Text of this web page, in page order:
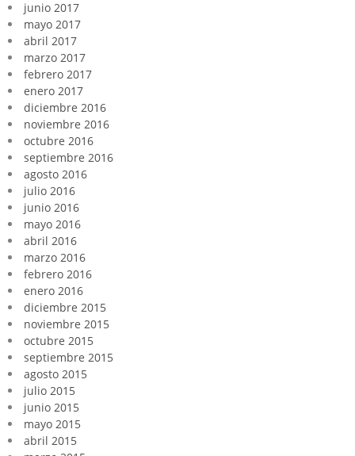
junio 2017
mayo 2017
abril 2017
marzo 2017
febrero 2017
enero 2017
diciembre 2016
noviembre 2016
octubre 2016
septiembre 2016
agosto 2016
julio 2016
junio 2016
mayo 2016
abril 2016
marzo 2016
febrero 2016
enero 2016
diciembre 2015
noviembre 2015
octubre 2015
septiembre 2015
agosto 2015
julio 2015
junio 2015
mayo 2015
abril 2015